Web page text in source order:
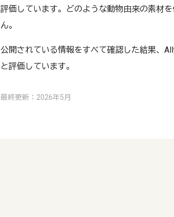
評価しています。どのような動物由来の素材
ん。
公開されている情報をすべて確認した結果、
と評価しています。
最終更新：2026年5月